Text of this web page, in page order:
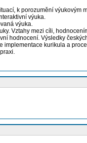
k porozumění
výuka.
výuka.
Vztahy mezi cíli,
hodnocení. Výsledky
kurikula a